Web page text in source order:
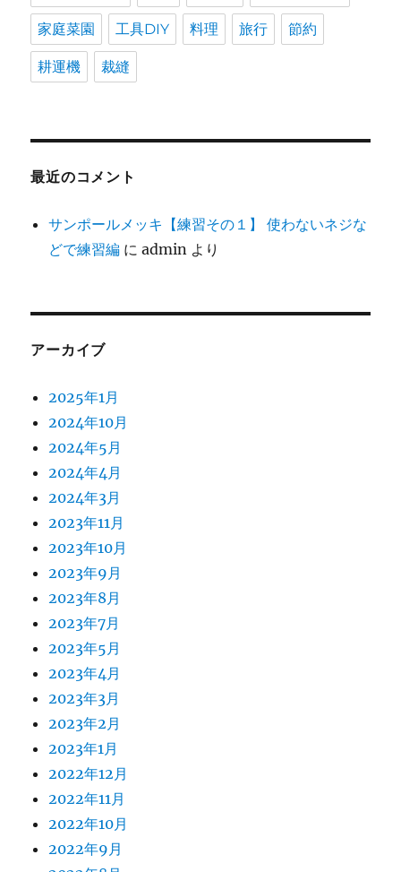
家庭菜園 工具DIY 料理 旅行 節約
耕運機 裁縫
最近のコメント
サンポールメッキ【練習その１】 使わないネジな
どで練習編 にadmin より
アーカイブ
2025年1月
2024年10月
2024年5月
2024年4月
2024年3月
2023年11月
2023年10月
2023年9月
2023年8月
2023年7月
2023年5月
2023年4月
2023年3月
2023年2月
2023年1月
2022年12月
2022年11月
2022年10月
2022年9月